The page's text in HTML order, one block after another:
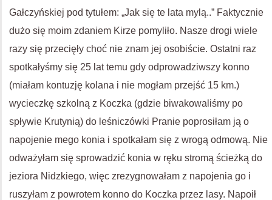
Gałczyńskiej pod tytułem: „Jak się te lata mylą..” Faktycznie
dużo się moim zdaniem Kirze pomyliło. Nasze drogi wiele
razy się przecięły choć nie znam jej osobiście. Ostatni raz
spotkałyśmy się 25 lat temu gdy odprowadziwszy konno
(miałam kontuzję kolana i nie mogłam przejść 15 km.)
wycieczkę szkolną z Koczka (gdzie biwakowaliśmy po
spływie Krutynią) do leśniczówki Pranie poprosiłam ją o
napojenie mego konia i spotkałam się z wrogą odmową. Nie
odważyłam się sprowadzić konia w ręku stromą ścieżką do
jeziora Nidzkiego, więc zrezygnowałam z napojenia go i
ruszyłam z powrotem konno do Koczka przez lasy. Napoił